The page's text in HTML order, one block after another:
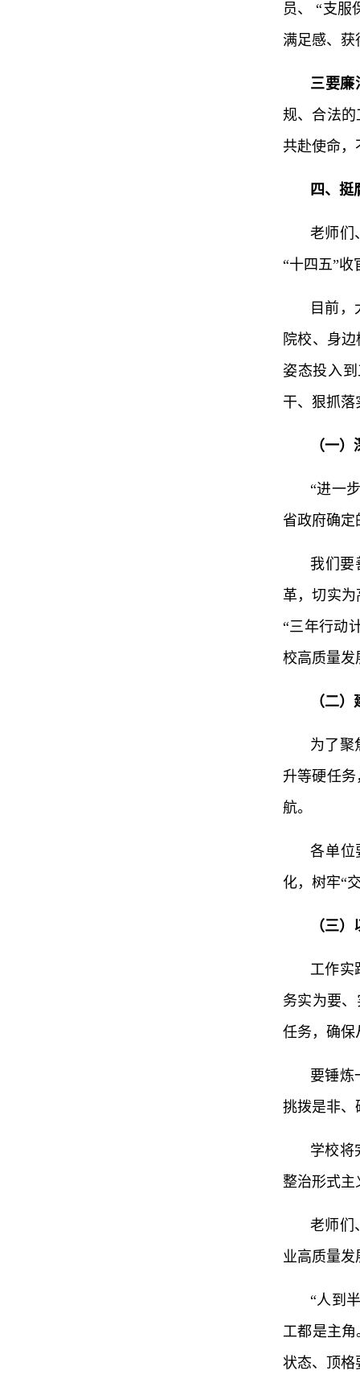
员、 “支服
满足感、获
三要廉
规、合法
共赴使命，
四、挺
老师们
“十四五”收
目前
院校、身
姿态投入
干、狠抓落
（一
“进一
省政府确定
我们要
革，切实
“三年行动
校高质量发
（二
为了聚
升等硬任
航。
各单位
化，树牢“
（三
工作实
务实为要
任务，确保
要锤炼
挑拨是非、
学校将
整治形式
老师们
业高质量
“人到
工都是主
状态、顶格